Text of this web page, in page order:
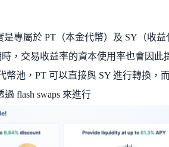
是專屬於 PT（本金代幣）及 SY（收益
，交易收益率的資本使用率也會因此
幣池，PT 可以直接與 SY 進行轉換，
flash swaps 來進行